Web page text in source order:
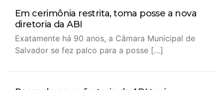
Em cerimônia restrita, toma posse a nova
diretoria da ABI
Exatamente há 90 anos, a Câmara Municipal de
Salvador se fez palco para a posse […]